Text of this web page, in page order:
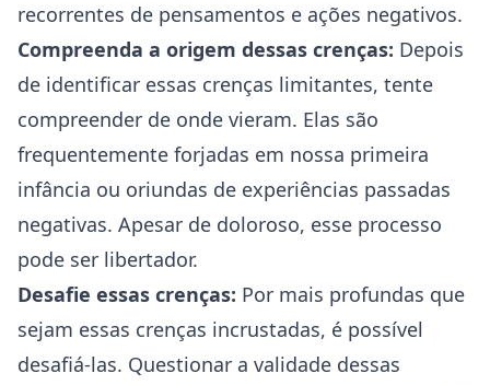
recorrentes de pensamentos e ações negativos.
Compreenda a origem dessas crenças: Depois
de identificar essas crenças limitantes, tente
compreender de onde vieram. Elas são
frequentemente forjadas em nossa primeira
infância ou oriundas de experiências passadas
negativas. Apesar de doloroso, esse processo
pode ser libertador.
Desafie essas crenças: Por mais profundas que
sejam essas crenças incrustadas, é possível
desafiá-las. Questionar a validade dessas